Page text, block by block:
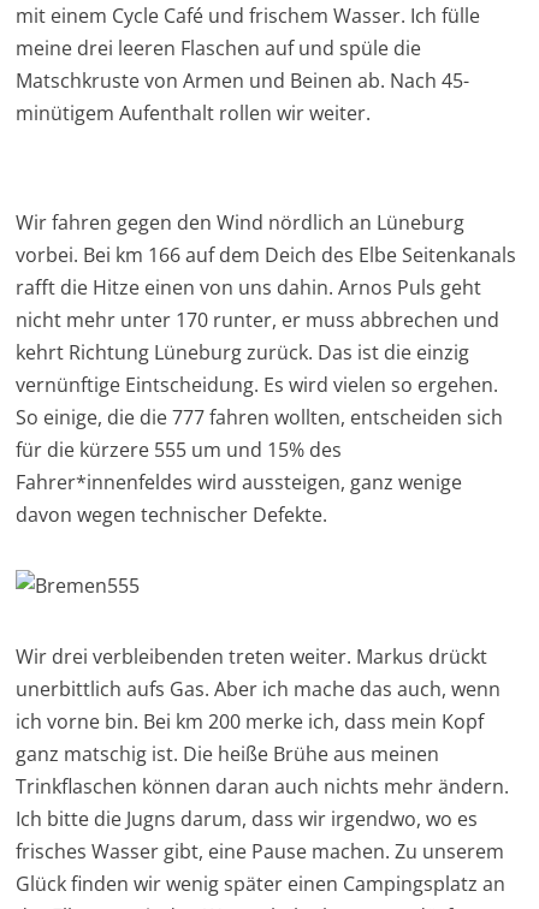
mit einem Cycle Café und frischem Wasser. Ich fülle
meine drei leeren Flaschen auf und spüle die
Matschkruste von Armen und Beinen ab. Nach 45-
minütigem Aufenthalt rollen wir weiter.
Wir fahren gegen den Wind nördlich an Lüneburg
vorbei. Bei km 166 auf dem Deich des Elbe Seitenkanals
rafft die Hitze einen von uns dahin. Arnos Puls geht
nicht mehr unter 170 runter, er muss abbrechen und
kehrt Richtung Lüneburg zurück. Das ist die einzig
vernünftige Eintscheidung. Es wird vielen so ergehen.
So einige, die die 777 fahren wollten, entscheiden sich
für die kürzere 555 um und 15% des
Fahrer*innenfeldes wird aussteigen, ganz wenige
davon wegen technischer Defekte.
Wir drei verbleibenden treten weiter. Markus drückt
unerbittlich aufs Gas. Aber ich mache das auch, wenn
ich vorne bin. Bei km 200 merke ich, dass mein Kopf
ganz matschig ist. Die heiße Brühe aus meinen
Trinkflaschen können daran auch nichts mehr ändern.
Ich bitte die Jugns darum, dass wir irgendwo, wo es
frisches Wasser gibt, eine Pause machen. Zu unserem
Glück finden wir wenig später einen Campingsplatz an